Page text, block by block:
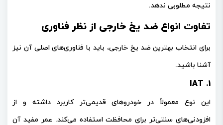
نتیجه مطلوبی ندهد.
تفاوت انواع ضد یخ خارجی از نظر فناوری
برای انتخاب بهترین ضد یخ خارجی، باید با فناوری‌های اصلی آن نیز
آشنا باشید.
1. IAT
این نوع معمولاً در خودروهای قدیمی‌تر کاربرد داشته و از
افزودنی‌های سنتی‌تر برای محافظت استفاده می‌کند. عمر مفید آن